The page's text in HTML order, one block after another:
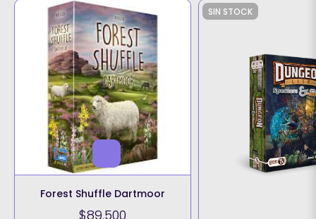
Forest Shuffle Dartmoor
$89.500
SIN STOCK